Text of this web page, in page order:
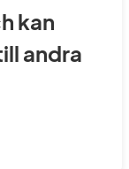
kan
andra